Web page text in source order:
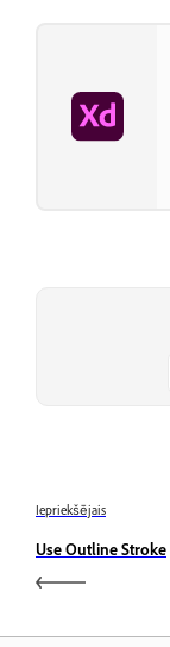
Iepriekšējais
Use Outline Stroke